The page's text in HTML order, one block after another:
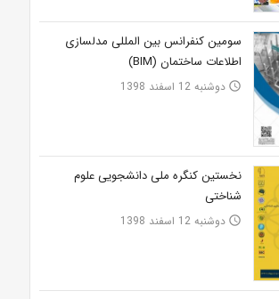
سومین کنفرانس بین المللی مدلسازی
اطلاعات ساختمان (BIM)
access_time دوشنبه 12 اسفند 1398
نخستین کنگره ملی دانشجویی علوم
شناختی
access_time دوشنبه 12 اسفند 1398